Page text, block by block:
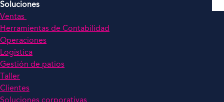
Soluciones
Ventas
Herramientas de Contabilidad
Operaciones
Logística
Gestión de patios
Taller
Clientes
Soluciones corporativas